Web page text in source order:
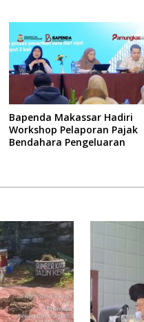
Bapenda Makassar Hadiri
Workshop Pelaporan Pajak
Bendahara Pengeluaran